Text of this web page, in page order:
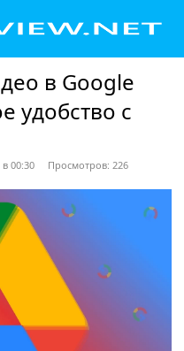
в Google
удобство с
00:30 Просмотров: 226